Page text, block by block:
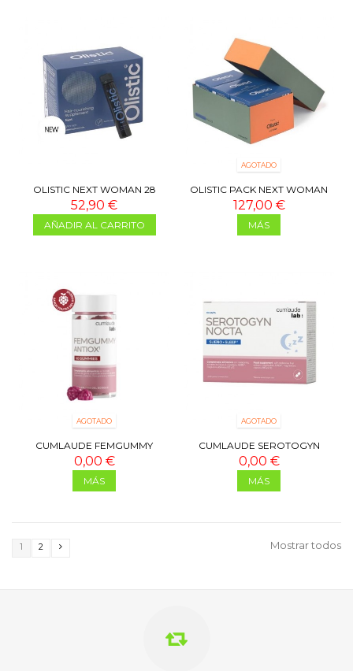
OLISTIC NEXT WOMAN 28
VIALES
52,90 €
AÑADIR AL CARRITO
AGOTADO
OLISTIC PACK NEXT WOMAN
3X28 VIALES
127,00 €
MÁS
AGOTADO
CUMLAUDE FEMGUMMY
ANTIOX 60 GUMMIES
0,00 €
MÁS
AGOTADO
CUMLAUDE SEROTOGYN
NOCTA 30 CÁPSULAS
0,00 €
MÁS
Mostrar todos
1 2